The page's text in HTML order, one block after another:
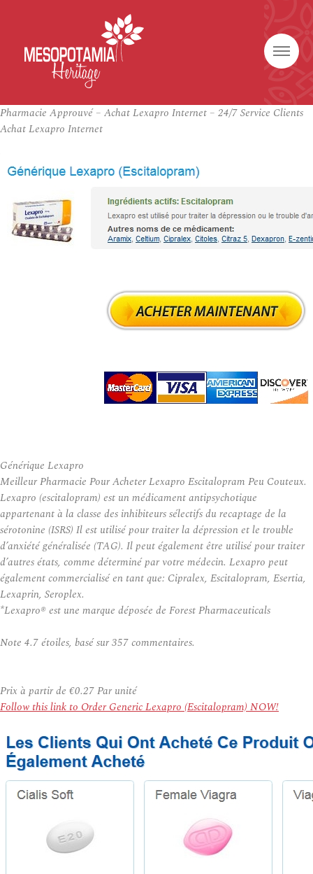
Pharmacie Approuvé – Achat Lexapro Internet – 24/7 Service Clients
Achat Lexapro Internet
Générique Lexapro
Meilleur Pharmacie Pour Acheter Lexapro Escitalopram Peu Couteux.
Lexapro (escitalopram) est un médicament antipsychotique
appartenant à la classe des inhibiteurs sélectifs du recaptage de la
sérotonine (ISRS) Il est utilisé pour traiter la dépression et le trouble
d’anxiété généralisée (TAG). Il peut également être utilisé pour traiter
d’autres états, comme déterminé par votre médecin. Lexapro peut
également commercialisé en tant que: Cipralex, Escitalopram, Esertia,
Lexaprin, Seroplex.
*Lexapro® est une marque déposée de Forest Pharmaceuticals
Note 4.7étoiles, basé sur357commentaires.
Prix à partir de €0.27Par unité
Follow this link to Order Generic Lexapro (Escitalopram) NOW!